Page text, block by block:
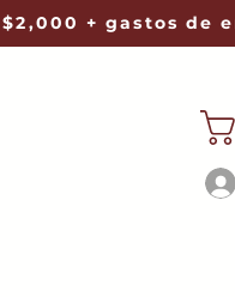
$2,000 + gastos de